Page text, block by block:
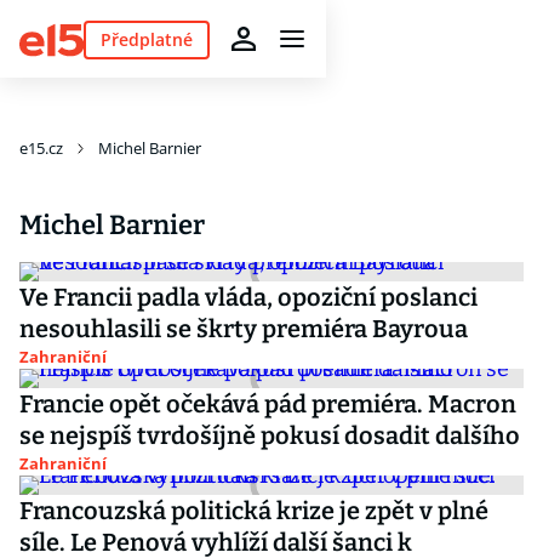
Předplatné
e15.cz Michel Barnier
Michel Barnier
Ve Francii padla vláda, opoziční poslanci
nesouhlasili se škrty premiéra Bayroua
Zahraniční
Francie opět očekává pád premiéra. Macron
se nejspíš tvrdošíjně pokusí dosadit dalšího
Zahraniční
Francouzská politická krize je zpět v plné
síle. Le Penová vyhlíží další šanci k